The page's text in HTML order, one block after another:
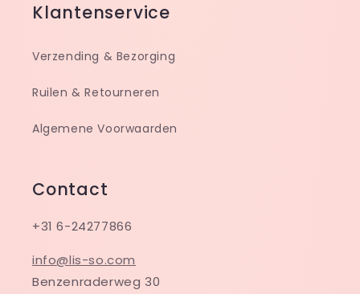
Klantenservice
Verzending & Bezorging
Ruilen & Retourneren
Algemene Voorwaarden
Contact
+31 6-24277866
info@lis-so.com
Benzenraderweg 30